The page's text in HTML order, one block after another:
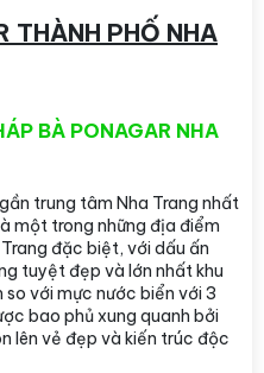
THÀNH PHỐ NHA
BÀ PONAGAR NHA
trung tâm Nha Trang nhất
một trong những địa điểm
đặc biệt, với dấu ấn
tuyệt đẹp và lớn nhất khu
với mực nước biển với 3
bao phủ xung quanh bởi
lên vẻ đẹp và kiến trúc độc